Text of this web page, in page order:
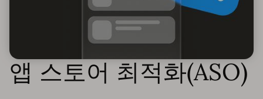
앱 스토어 최적화(ASO)